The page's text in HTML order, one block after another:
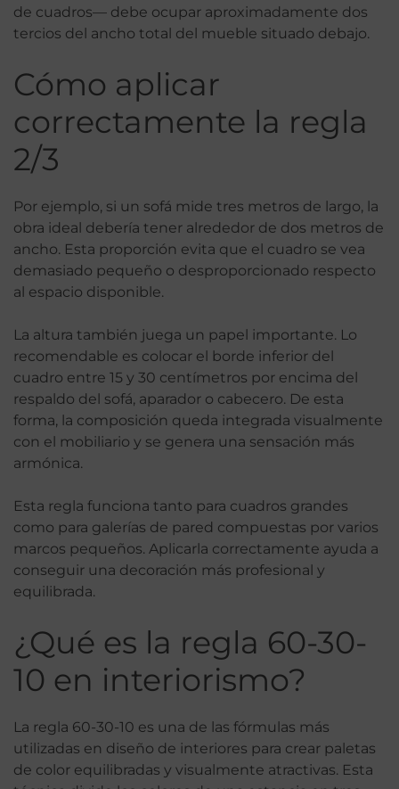
de cuadros— debe ocupar aproximadamente dos
tercios del ancho total del mueble situado debajo.
Cómo aplicar
correctamente la regla
2/3
Por ejemplo, si un sofá mide tres metros de largo, la
obra ideal debería tener alrededor de dos metros de
ancho. Esta proporción evita que el cuadro se vea
demasiado pequeño o desproporcionado respecto
al espacio disponible.
La altura también juega un papel importante. Lo
recomendable es colocar el borde inferior del
cuadro entre 15 y 30 centímetros por encima del
respaldo del sofá, aparador o cabecero. De esta
forma, la composición queda integrada visualmente
con el mobiliario y se genera una sensación más
armónica.
Esta regla funciona tanto para cuadros grandes
como para galerías de pared compuestas por varios
marcos pequeños. Aplicarla correctamente ayuda a
conseguir una decoración más profesional y
equilibrada.
¿Qué es la regla 60-30-
10 en interiorismo?
La regla 60-30-10 es una de las fórmulas más
utilizadas en diseño de interiores para crear paletas
de color equilibradas y visualmente atractivas. Esta